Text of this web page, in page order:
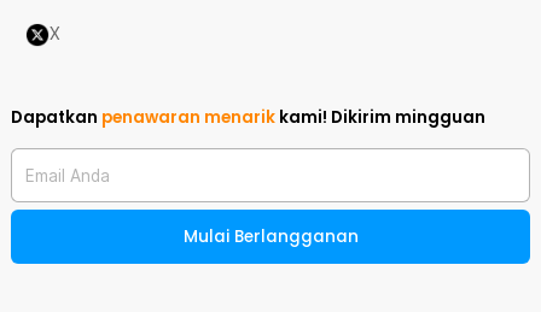
X
Dapatkan penawaran menarik kami! Dikirim mingguan
Email Anda
Mulai Berlangganan